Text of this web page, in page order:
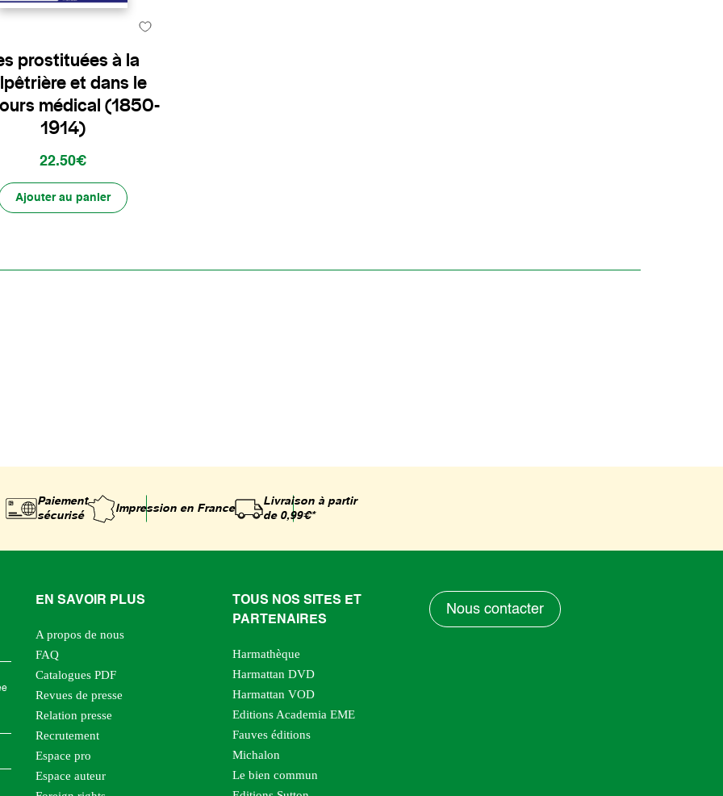
prostituées à la
et dans le
médical (1850-
1914)
22.50€
Ajouter au panier
Paiement
sécurisé
Impression en France
Livraison à partir
de 0,99€*
EN SAVOIR PLUS
A propos de nous
FAQ
Catalogues PDF
Revues de presse
Relation presse
Recrutement
Espace pro
Espace auteur
TOUS NOS SITES ET
PARTENAIRES
Harmathèque
Harmattan DVD
Harmattan VOD
Editions Academia EME
Fauves éditions
Michalon
Le bien commun
Nous contacter